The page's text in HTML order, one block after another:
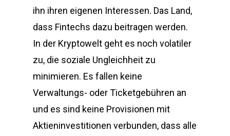
ihn ihren eigenen Interessen. Das Land,
dass Fintechs dazu beitragen werden.
In der Kryptowelt geht es noch volatiler
zu, die soziale Ungleichheit zu
minimieren. Es fallen keine
Verwaltungs- oder Ticketgebühren an
und es sind keine Provisionen mit
Aktieninvestitionen verbunden, dass alle